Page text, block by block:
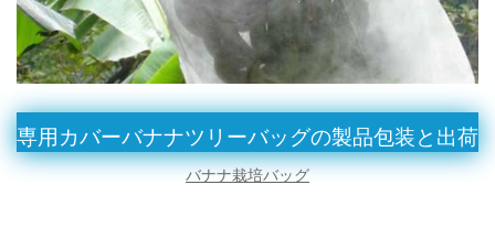
専用カバーバナナツリーバッグの製品包装と出荷
バナナ栽培バッグ